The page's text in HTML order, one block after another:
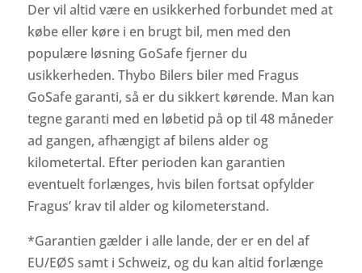
Der vil altid være en usikkerhed forbundet med at
købe eller køre i en brugt bil, men med den
populære løsning GoSafe fjerner du
usikkerheden. Thybo Bilers biler med Fragus
GoSafe garanti, så er du sikkert kørende. Man kan
tegne garanti med en løbetid på op til 48 måneder
ad gangen, afhængigt af bilens alder og
kilometertal. Efter perioden kan garantien
eventuelt forlænges, hvis bilen fortsat opfylder
Fragus’ krav til alder og kilometerstand.
*Garantien gælder i alle lande, der er en del af
EU/EØS samt i Schweiz, og du kan altid forlænge